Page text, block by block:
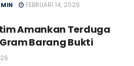
FEBRUARI 14, 2026
Amankan Terduga
Barang Bukti